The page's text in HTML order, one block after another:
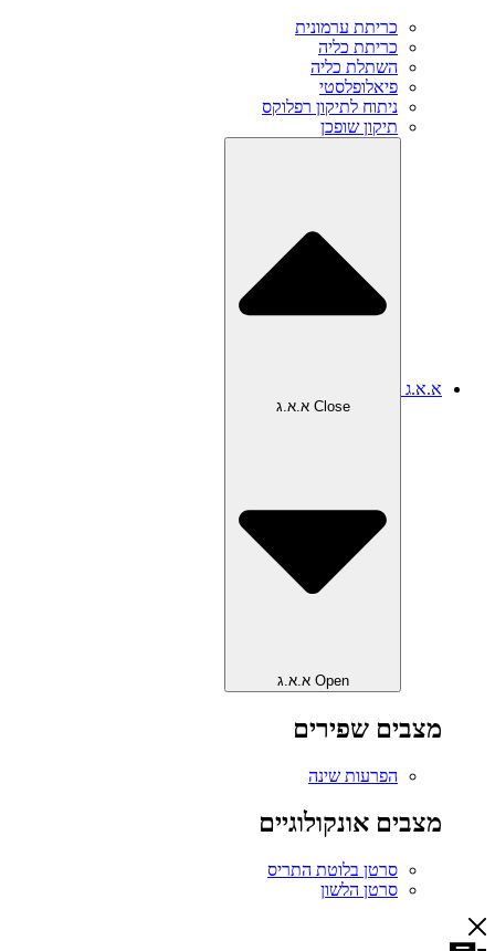
כריתת ערמונית
כריתת כליה
השתלת כליה
פיאלופלסטי
ניתוח לתיקון רפלוקס
תיקון שופכן
א.א.ג
Close א.א.ג
Open א.א.ג
מצבים שפירים
הפרעות שינה
מצבים אונקולוגיים
סרטן בלוטת התריס
סרטן הלשון